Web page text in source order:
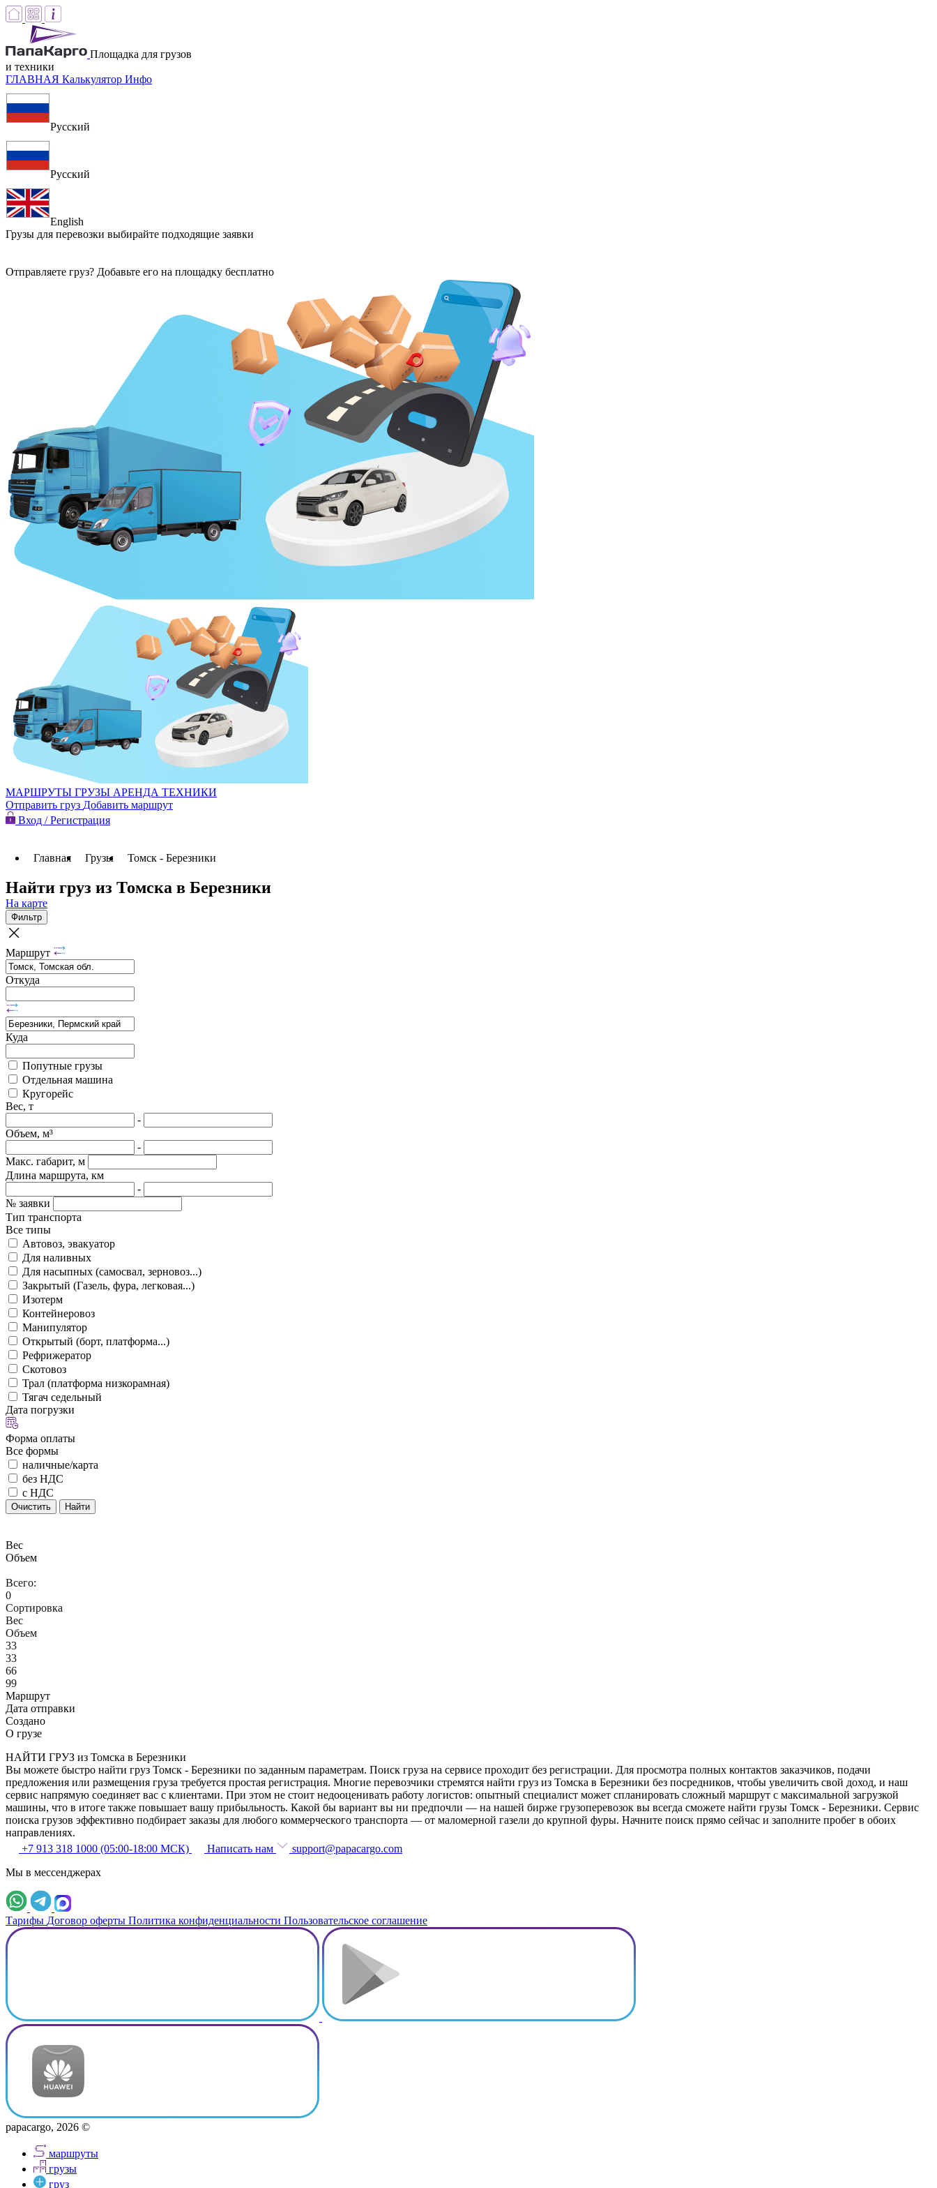
Площадка для грузов
и техники
ГЛАВНАЯ Калькулятор Инфо
Русский
Русский
English
Грузы для перевозки выбирайте подходящие заявки
Отправляете груз? Добавьте его на площадку бесплатно
МАРШРУТЫ ГРУЗЫ АРЕНДА ТЕХНИКИ
Отправить груз Добавить маршрут
Вход / Регистрация
Главная Грузы Томск - Березники
Найти груз из Томска в Березники
На карте
Фильтр
Маршрут
Откуда
Куда
Попутные грузы
Отдельная машина
Кругорейс
Вес, т
-
Объем, м³
-
Макс. габарит, м
Длина маршрута, км
-
№ заявки
Тип транспорта
Все типы
Автовоз, эвакуатор
Для наливных
Для насыпных (самосвал, зерновоз...)
Закрытый (Газель, фура, легковая...)
Изотерм
Контейнеровоз
Манипулятор
Открытый (борт, платформа...)
Рефрижератор
Скотовоз
Трал (платформа низкорамная)
Тягач седельный
Дата погрузки
Форма оплаты
Все формы
наличные/карта
без НДС
с НДС
Очистить Найти
Вес
Объем
Всего:
0
Сортировка
Вес
Объем
33
33
66
99
Маршрут
Дата отправки
Создано
О грузе
НАЙТИ ГРУЗ из Томска в Березники
Вы можете быстро найти груз Томск - Березники по заданным параметрам. Поиск груза на сервисе проходит без регистрации. Для просмотра полных контактов заказчиков, подачи
предложения или размещения груза требуется простая регистрация. Многие перевозчики стремятся найти груз из Томска в Березники без посредников, чтобы увеличить свой доход, и наш
сервис напрямую соединяет вас с клиентами. При этом не стоит недооценивать работу логистов: опытный специалист может спланировать сложный маршрут с максимальной загрузкой
машины, что в итоге также повышает вашу прибыльность. Какой бы вариант вы ни предпочли — на нашей бирже грузоперевозок вы всегда сможете найти грузы Томск - Березники. Сервис
поиска грузов эффективно подбирает заказы для любого коммерческого транспорта — от маломерной газели до крупной фуры. Начните поиск прямо сейчас и заполните пробег в обоих
направлениях.
+7 913 318 1000 (05:00-18:00 МСК)
Написать нам
support@papacargo.com
Мы в мессенджерах
Тарифы Договор оферты Политика конфиденциальности Пользовательское соглашение
papacargo, 2026 ©
маршруты
грузы
груз